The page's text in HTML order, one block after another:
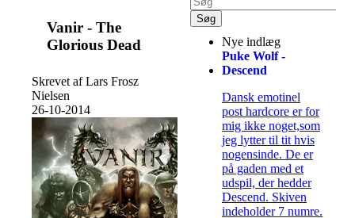
Vanir - The
Glorious Dead
Skrevet af Lars Frosz
Nielsen
26-10-2014
Nye indlæg
Puke Wolf -
Descend
Dansk emotinel
post hardcore er for
mig ikke noget,som
jeg lytter til tit hvis
nogensinde. De er
på gaden med et
udspil, der hedder
Descend. Skiven
indeholder 7 numre.